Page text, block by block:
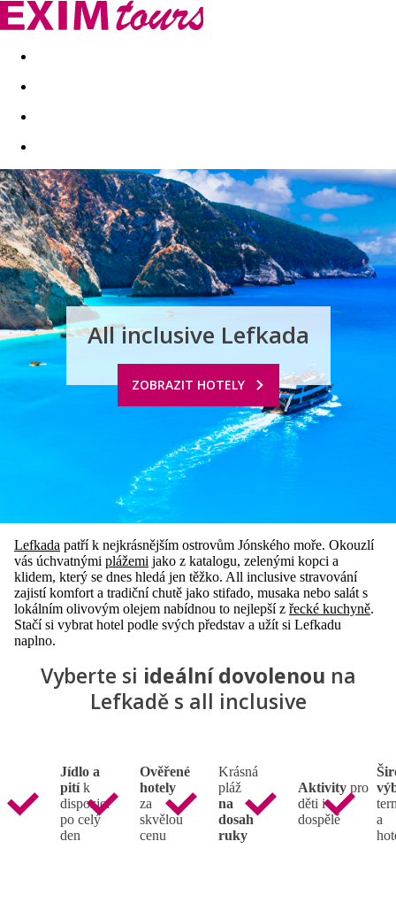
Akční nabídky Last minute
All inclusive Lefkada
ZOBRAZIT HOTELY
Lefkada patří k nejkrásnějším ostrovům Jónského moře. Okouzlí
vás úchvatnými plážemi jako z katalogu, zelenými kopci a
klidem, který se dnes hledá jen těžko. All inclusive stravování
zajistí komfort a tradiční chutě jako stifado, musaka nebo salát s
lokálním olivovým olejem nabídnou to nejlepší z řecké kuchyně.
Stačí si vybrat hotel podle svých představ a užít si Lefkadu
naplno.
Vyberte si ideální dovolenou na
Lefkadě s all inclusive
Jídlo a
pitík
dispozici
po celý
den
Ověřené
hotely
za
skvělou
cenu
Krásná
pláž
na
dosah
ruky
Aktivity pro
děti i
dospělé
a